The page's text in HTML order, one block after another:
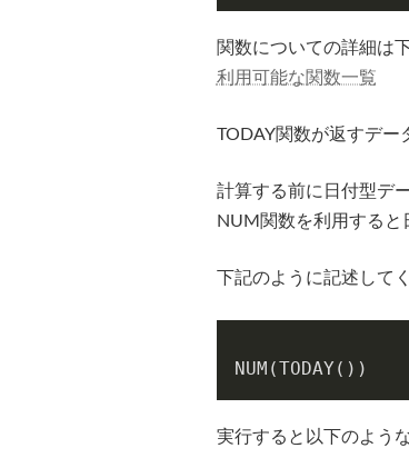
関数についての詳細は
利用可能な関数一覧
TODAY関数が返すデー
計算する前に日付型デ
NUM関数を利用すると
下記のように記述して
NUM(TODAY())
実行すると以下のよう